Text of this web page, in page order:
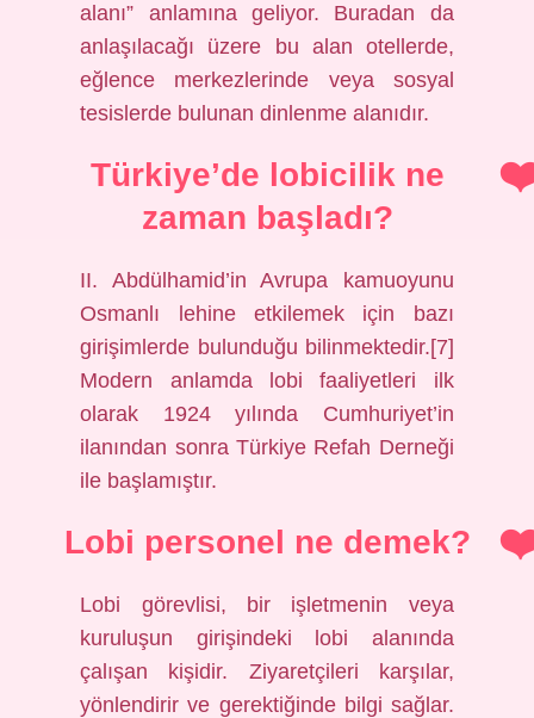
alanı” anlamına geliyor. Buradan da
anlaşılacağı üzere bu alan otellerde,
eğlence merkezlerinde veya sosyal
tesislerde bulunan dinlenme alanıdır.
Türkiye’de lobicilik ne
zaman başladı?
II. Abdülhamid’in Avrupa kamuoyunu
Osmanlı lehine etkilemek için bazı
girişimlerde bulunduğu bilinmektedir.[7]
Modern anlamda lobi faaliyetleri ilk
olarak 1924 yılında Cumhuriyet’in
ilanından sonra Türkiye Refah Derneği
ile başlamıştır.
Lobi personel ne demek?
Lobi görevlisi, bir işletmenin veya
kuruluşun girişindeki lobi alanında
çalışan kişidir. Ziyaretçileri karşılar,
yönlendirir ve gerektiğinde bilgi sağlar.